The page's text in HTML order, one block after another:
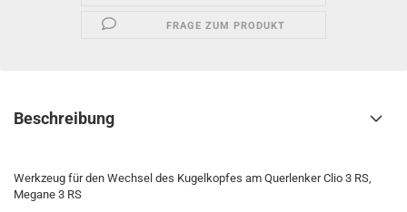
FRAGE ZUM PRODUKT
Beschreibung
Werkzeug für den Wechsel des Kugelkopfes am Querlenker Clio 3 RS,
Megane 3 RS